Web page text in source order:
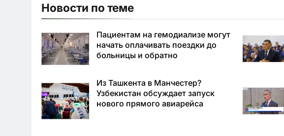
Новости по теме
Пациентам на гемодиализе могут
начать оплачивать поездки до
больницы и обратно
Из Ташкента в Манчестер?
Узбекистан обсуждает запуск
нового прямого авиарейса